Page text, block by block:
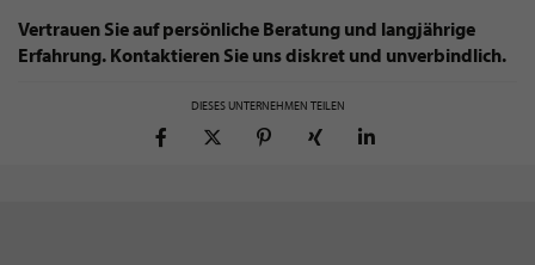
Vertrauen Sie auf persönliche Beratung und langjährige
Erfahrung. Kontaktieren Sie uns diskret und unverbindlich.
DIESES UNTERNEHMEN TEILEN